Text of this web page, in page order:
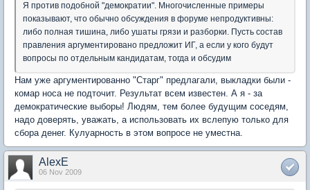
Я против подобной "демократии". Многочисленные примеры
показывают, что обычно обсуждения в форуме непродуктивны:
либо полная тишина, либо ушаты грязи и разборки. Пусть состав
правления аргументировано предложит ИГ, а если у кого будут
вопросы по отдельным кандидатам, тогда и обсудим
Нам уже аргументированно "Старг" предлагали, выкладки были -
комар носа не подточит. Результат всем известен. А я - за
демократические выборы! Людям, тем более будущим соседям,
надо доверять, уважать, а использовать их вслепую только для
сбора денег. Кулуарность в этом вопросе не уместна.
AlexE
06 Nov 2009